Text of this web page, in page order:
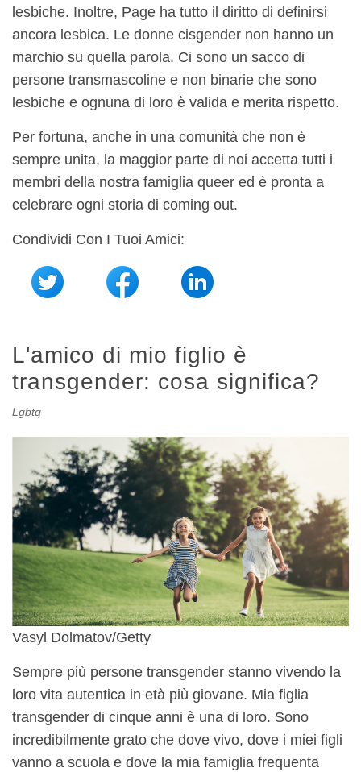
lesbiche. Inoltre, Page ha tutto il diritto di definirsi
ancora lesbica. Le donne cisgender non hanno un
marchio su quella parola. Ci sono un sacco di
persone transmascoline e non binarie che sono
lesbiche e ognuna di loro è valida e merita rispetto.
Per fortuna, anche in una comunità che non è
sempre unita, la maggior parte di noi accetta tutti i
membri della nostra famiglia queer ed è pronta a
celebrare ogni storia di coming out.
Condividi Con I Tuoi Amici:
L'amico di mio figlio è
transgender: cosa significa?
Lgbtq
Vasyl Dolmatov/Getty
Sempre più persone transgender stanno vivendo la
loro vita autentica in età più giovane. Mia figlia
transgender di cinque anni è una di loro. Sono
incredibilmente grato che dove vivo, dove i miei figli
vanno a scuola e dove la mia famiglia frequenta